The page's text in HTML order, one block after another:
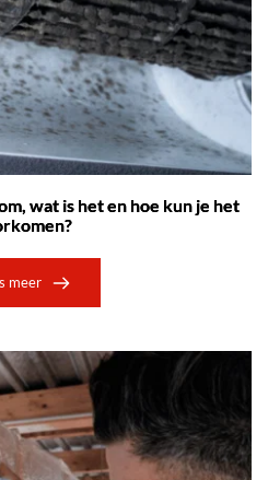
wat is het en hoe kun je het
meer